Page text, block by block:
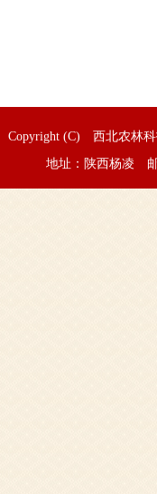
Copyright (C) 西北农林
地址：陕西杨凌